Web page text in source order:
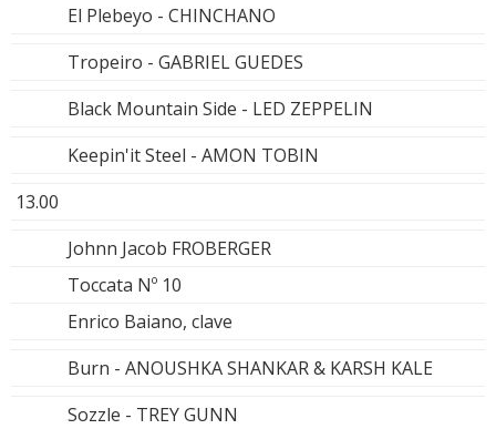
El Plebeyo - CHINCHANO
Tropeiro - GABRIEL GUEDES
Black Mountain Side - LED ZEPPELIN
Keepin'it Steel - AMON TOBIN
13.00
Johnn Jacob FROBERGER
Toccata Nº 10
Enrico Baiano, clave
Burn - ANOUSHKA SHANKAR & KARSH KALE
Sozzle - TREY GUNN